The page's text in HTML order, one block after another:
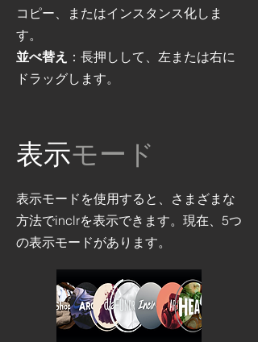
コピー、またはインスタンス化しま
す。
並べ替え ：長押しして、左または右に
ドラッグします。
表示モード
表示モードを使用すると、さまざまな
方法でinclrを表示できます。現在、5つ
の表示モードがあります。